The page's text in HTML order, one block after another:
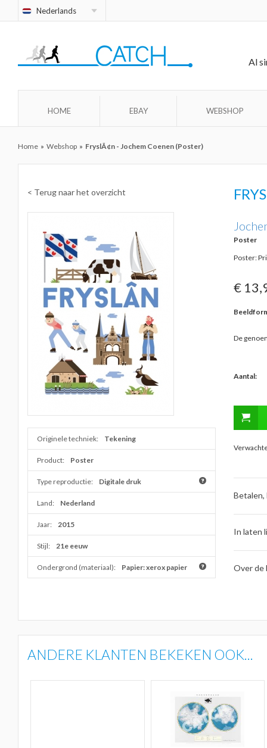
Nederlands
Al
HOME EBAY WEBSHOP
Home » Webshop » FryslÃ¢n - Jochem Coenen (Poster)
< Terug naar het overzicht
Originele techniek: Tekening
Product: Poster
Type reproductie: Digitale druk
Land: Nederland
Jaar: 2015
Stijl: 21e eeuw
Ondergrond (materiaal): Papier: xerox papier
Poster
Poster:
€
De
Aantal:
In laten
Over de
ANDERE KLANTEN BEKEKEN OOK...